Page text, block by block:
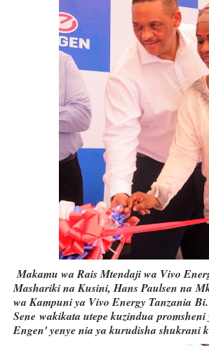
Makamu wa Rais Mtendaji wa Vivo
Mashariki na Kusini, Hans Paulsen na
wa Kampuni ya Vivo Energy Tanzania
Senewakikata utepe kuzindua promsheni
Engen' yenye nia ya kurudisha shukrani